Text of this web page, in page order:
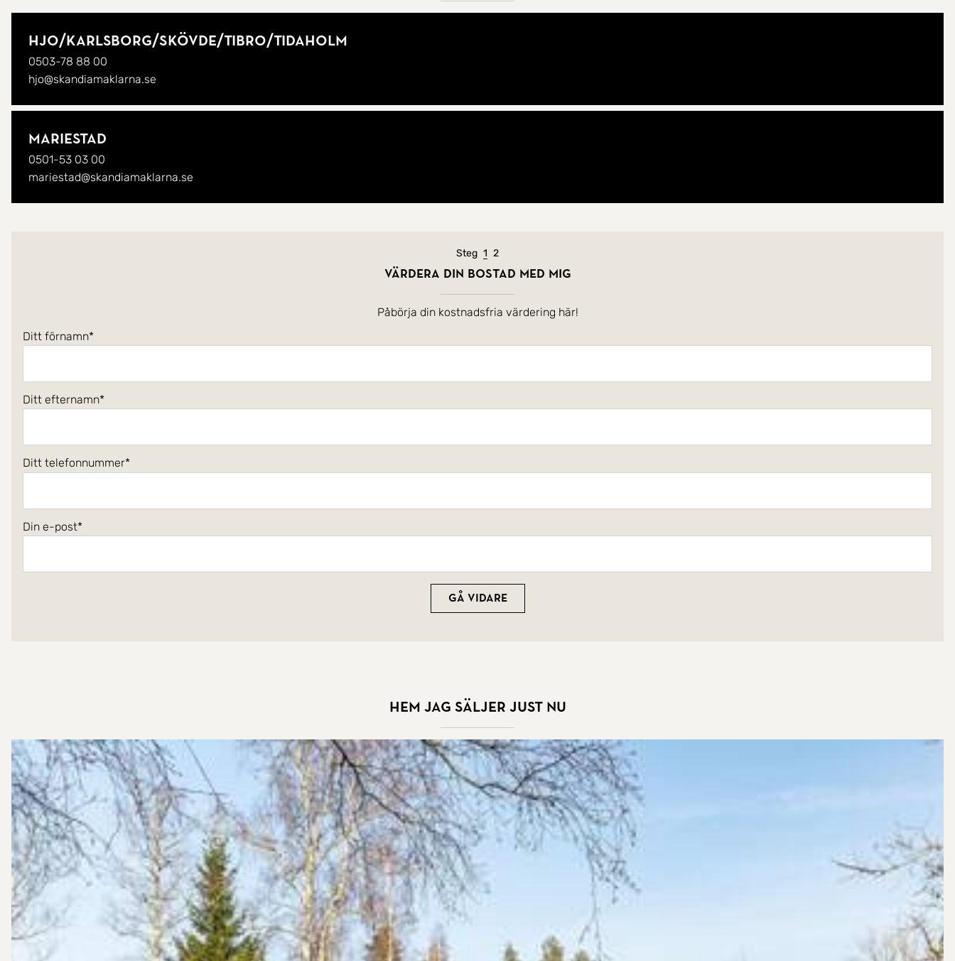
Hjo/Karlsborg/Skövde/Tibro/Tidaholm
0503-78 88 00
hjo@skandiamaklarna.se
Mariestad
0501-53 03 00
mariestad@skandiamaklarna.se
Steg Nuvarande steg
1 2
Värdera din bostad med mig
Påbörja din kostnadsfria värdering här!
Ditt förnamn
Ditt efternamn
Ditt telefonnummer
Din e-post
Gå vidare
Hem jag säljer just nu